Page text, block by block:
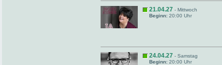
21.04.27 - Mittwoch
Beginn: 20:00 Uhr
24.04.27 - Samstag
Beginn: 20:00 Uhr